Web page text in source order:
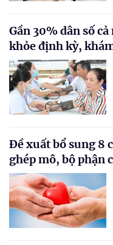
Gần 30% dân số
khỏe định kỳ,
Đề xuất bổ sung 8
ghép mô, bộ phận